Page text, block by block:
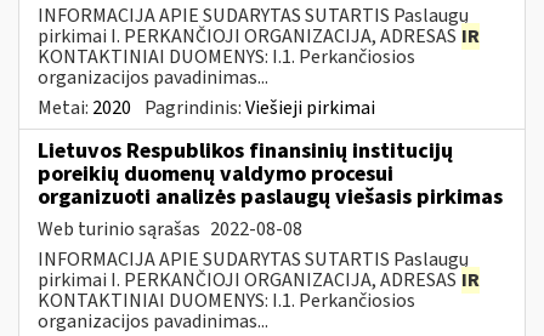
INFORMACIJA APIE SUDARYTAS SUTARTIS Paslaugų
pirkimai I. PERKANČIOJI ORGANIZACIJA, ADRESAS IR
KONTAKTINIAI DUOMENYS: I.1. Perkančiosios
organizacijos pavadinimas...
Metai: 2020 Pagrindinis:Viešieji pirkimai
Lietuvos Respublikos finansinių institucijų
poreikių duomenų valdymo procesui
organizuoti analizės paslaugų viešasis pirkimas
Web turinio sąrašas 2022-08-08
INFORMACIJA APIE SUDARYTAS SUTARTIS Paslaugų
pirkimai I. PERKANČIOJI ORGANIZACIJA, ADRESAS IR
KONTAKTINIAI DUOMENYS: I.1. Perkančiosios
organizacijos pavadinimas...